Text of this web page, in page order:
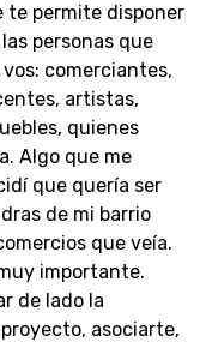
te permite disponer
personas que
comerciantes,
artistas,
quienes
Algo que me
que quería ser
de mi barrio
que veía.
importante.
de lado la
asociarte,